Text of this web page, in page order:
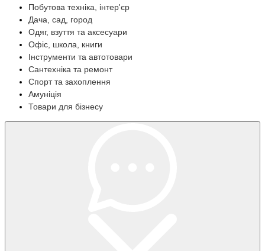
Побутова техніка, інтер'єр
Дача, сад, город
Одяг, взуття та аксесуари
Офіс, школа, книги
Інструменти та автотовари
Сантехніка та ремонт
Спорт та захоплення
Амуніція
Товари для бізнесу